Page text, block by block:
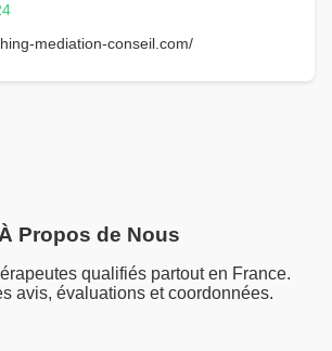
mediation-conseil.com/
À Propos de Nous
qualifiés partout en France.
avis, évaluations et coordonnées.